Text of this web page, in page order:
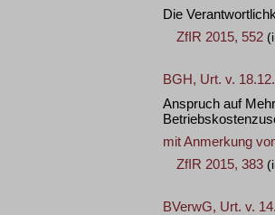
Die
ZfIR 2015, 552
BGH, Urt. v.
Anspruch auf
mit Anmerkung
ZfIR 2015, 383
BVerwG, Urt. v.